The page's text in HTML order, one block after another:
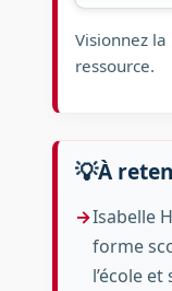
Visionnez
ressource.
À
Isabelle
forme
l’école